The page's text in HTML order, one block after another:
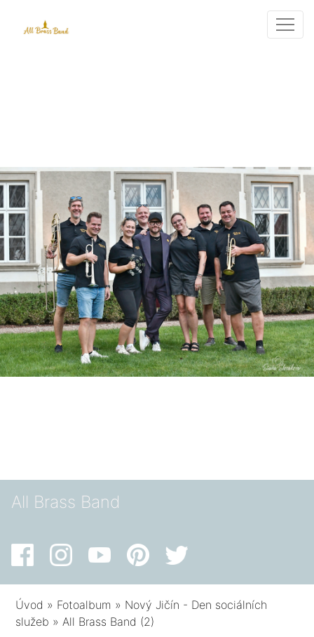
All Brass Band
Úvod » Fotoalbum » Nový Jičín - Den sociálních
služeb »All Brass Band (2)